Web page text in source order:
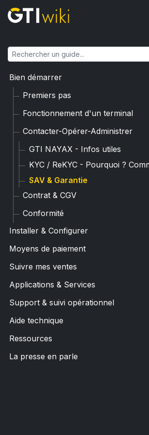
Bien démarrer
Premiers pas
Fonctionnement d'un terminal
Contacter-Opérer-Administrer
GTI NAYAX - Infos utiles
KYC / ReKYC - Pourquoi ?
SAV & Garantie
Contrat & CGV
Conformité
Installer & Configurer
Moyens de paiement
Suivre mes ventes
Applications & Services
Support & suivi opérationnel
Aide technique
Ressources
La presse en parle